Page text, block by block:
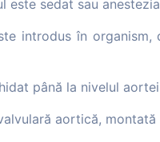
este sedat sau
introdus în
până la nivelul
aortică,